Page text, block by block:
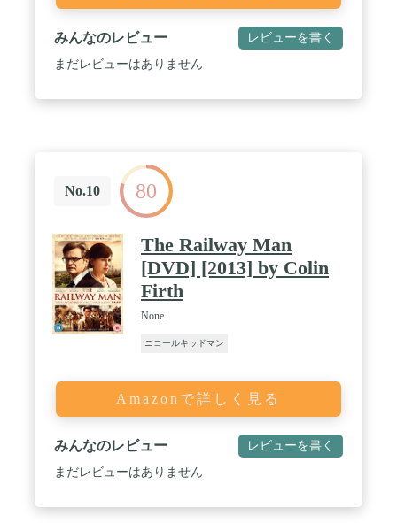
みんなのレビュー レビューを書く
まだレビューはありません
No.10 80
The Railway Man
[DVD] [2013] by Colin
Firth
None
ニコールキッドマン
Amazonで詳しく見る
みんなのレビュー レビューを書く
まだレビューはありません